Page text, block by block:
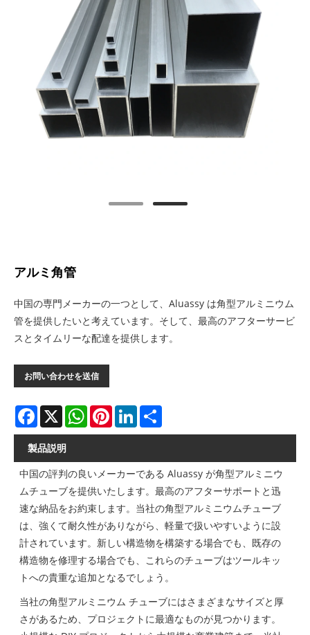
アルミ角管
中国の専門メーカーの一つとして、Aluassy は角型アルミニウム
管を提供したいと考えています。そして、最高のアフターサービ
スとタイムリーな配達を提供します。
お問い合わせを送信
Facebook
X WhatsAppPinterestLinkedIn
製品説明
中国の評判の良いメーカーである Aluassy が角型アルミニウ
ムチューブを提供いたします。最高のアフターサポートと迅
速な納品をお約束します。当社の角型アルミニウムチューブ
は、強くて耐久性がありながら、軽量で扱いやすいように設
計されています。新しい構造物を構築する場合でも、既存の
構造物を修理する場合でも、これらのチューブはツールキッ
トへの貴重な追加となるでしょう。
当社の角型アルミニウム チューブにはさまざまなサイズと厚
さがあるため、プロジェクトに最適なものが見つかります。